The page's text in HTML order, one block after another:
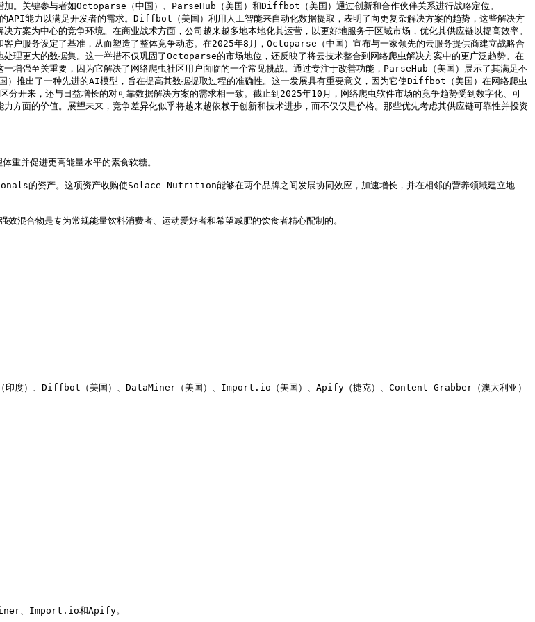
加。关键参与者如Octoparse（中国）、ParseHub（美国）和Diffbot（美国）通过创新和合作伙伴关系进行战略定位。
能力以满足开发者的需求。Diffbot（美国）利用人工智能来自动化数据提取，表明了向更复杂解决方案的趋势，这些解决方
案为中心的竞争环境。在商业战术方面，公司越来越多地本地化其运营，以更好地服务于区域市场，优化其供应链以提高效率。
户服务设定了基准，从而塑造了整体竞争动态。在2025年8月，Octoparse（中国）宣布与一家领先的云服务提供商建立战略合
理更大的数据集。这一举措不仅巩固了Octoparse的市场地位，还反映了将云技术整合到网络爬虫解决方案中的更广泛趋势。在
强至关重要，因为它解决了网络爬虫社区用户面临的一个常见挑战。通过专注于改善功能，ParseHub（美国）展示了其满足不
推出了一种先进的AI模型，旨在提高其数据提取过程的准确性。这一发展具有重要意义，因为它使Diffbot（美国）在网络爬虫
来，还与日益增长的对可靠数据解决方案的需求相一致。截止到2025年10月，网络爬虫软件市场的竞争趋势受到数字化、可
方面的价值。展望未来，竞争差异化似乎将越来越依赖于创新和技术进步，而不仅仅是价格。那些优先考虑其供应链可靠性并投资
并促进更高能量水平的素食软糖。
资产。这项资产收购使Solace Nutrition能够在两个品牌之间发展协同效应，加速增长，并在相邻的营养领域建立地
合物是专为常规能量饮料消费者、运动爱好者和希望减肥的饮食者精心配制的。
印度）、Diffbot（美国）、DataMiner（美国）、Import.io（美国）、Apify（捷克）、Content Grabber（澳大利亚）
、Import.io和Apify。